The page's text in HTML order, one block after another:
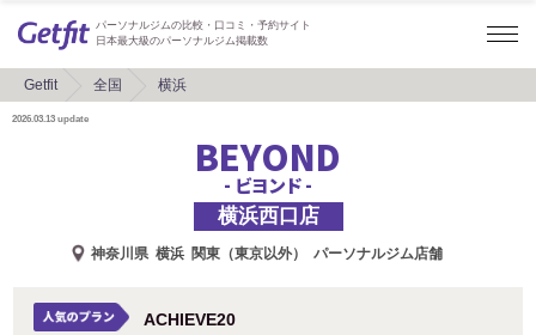
パーソナルジムの比較・口コミ・予約サイト
日本最大級のパーソナルジム掲載数
Getfit 全国 横浜
2026.03.13 update
BEYOND
- ビヨンド -
横浜西口店
神奈川県 横浜 関東（東京以外） パーソナルジム店舗
ACHIEVE20